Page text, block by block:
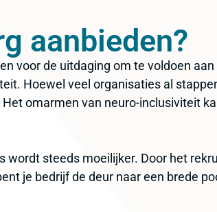
aanbieden?
voor de uitdaging om te voldoen
Hoewel veel organisaties al
omarmen van neuro-inclusiviteit
steeds moeilijker. Door het
je bedrijf de deur naar een brede